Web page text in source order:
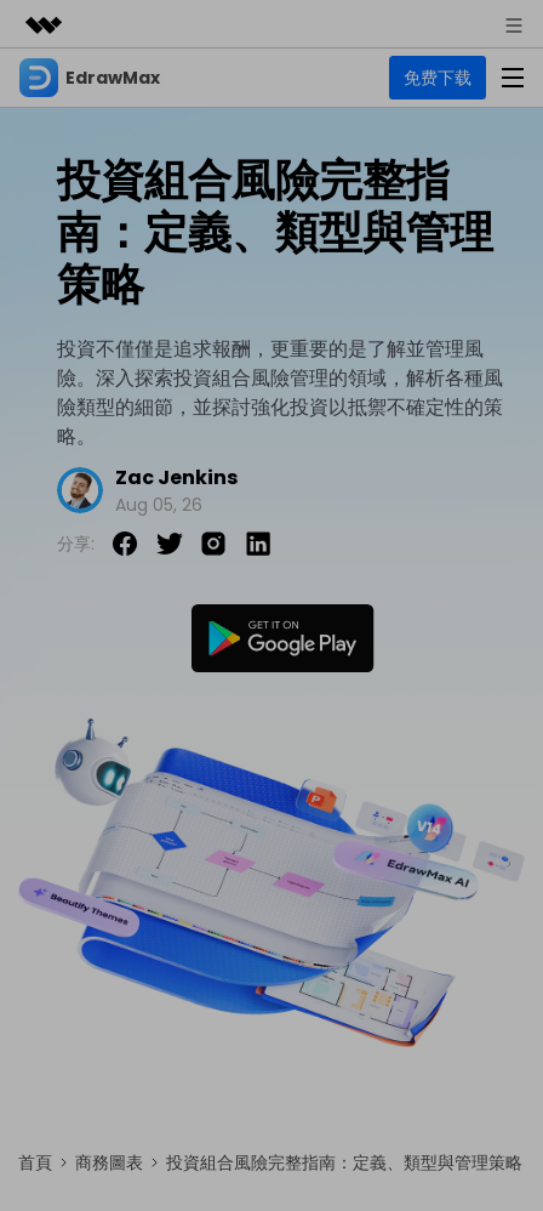
精選產品
實用工具
解決方案
關於我們
新聞中心
EdrawMax 免费下载
EdrawMax
多合一圖表軟體
EdrawMind
心智圖與腦力激盪工具
圖表
商業用途
流程圖
技術用途
UML
設計用途
其他用途
Visio替代方案
所有圖表類型>>
資源
EdrawMax 社區
各種商務圖表範例 >
熱門話題
支援
教程
支援中心
支援中心 >
商業
EdrawMax
投資組合風險完整指
南：定義、類型與管理
策略
投資不僅僅是追求報酬，更重要的是了解並管理風
險。深入探索投資組合風險管理的領域，解析各種風
險類型的細節，並探討強化投資以抵禦不確定性的策
略。
Zac Jenkins
Aug 05, 26
分享:
首頁 商務圖表 投資組合風險完整指南：定義、類型與管理策略